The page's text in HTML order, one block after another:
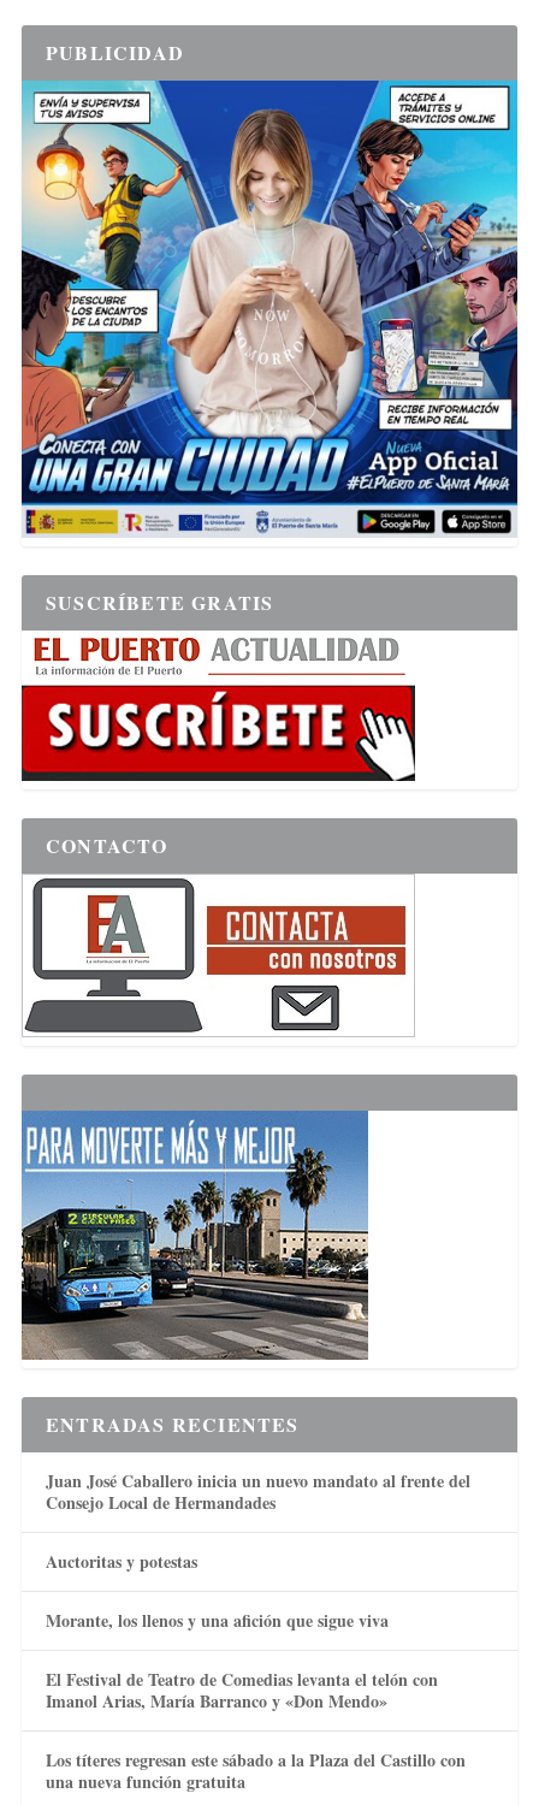
PUBLICIDAD
SUSCRÍBETE GRATIS
CONTACTO
ENTRADAS RECIENTES
Juan José Caballero inicia un nuevo mandato al frente del
Consejo Local de Hermandades
Auctoritas y potestas
Morante, los llenos y una afición que sigue viva
El Festival de Teatro de Comedias levanta el telón con
Imanol Arias, María Barranco y «Don Mendo»
Los títeres regresan este sábado a la Plaza del Castillo con
una nueva función gratuita